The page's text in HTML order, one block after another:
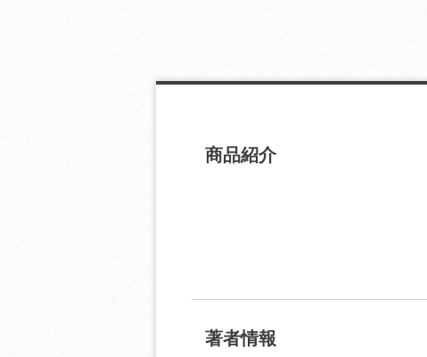
商品紹介
著者情報